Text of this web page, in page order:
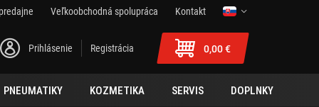
Veľkoobchodná spolupráca
Kontakt
Prihlásenie
Registrácia 0,00 €
PNEUMATIKY KOZMETIKA SERVIS DOPLNKY